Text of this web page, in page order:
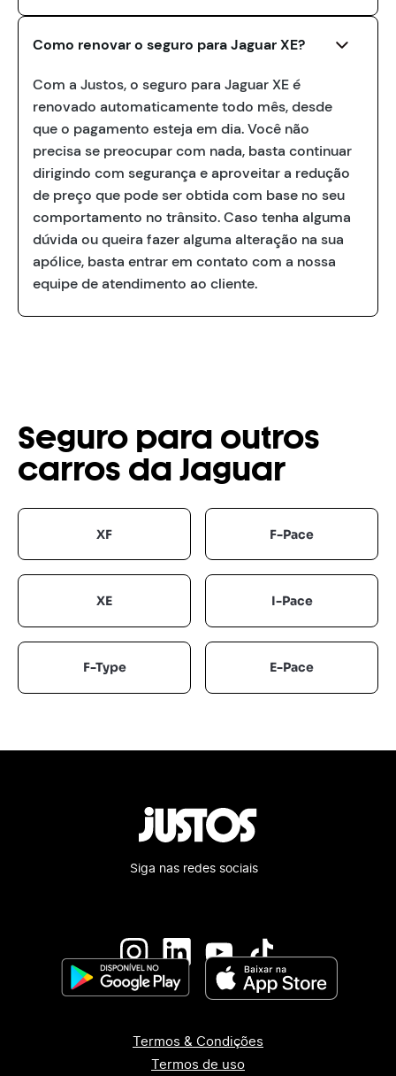
Como renovar o seguro para Jaguar XE?
Com a Justos, o seguro para Jaguar XE é
renovado automaticamente todo mês, desde
que o pagamento esteja em dia. Você não
precisa se preocupar com nada, basta continuar
dirigindo com segurança e aproveitar a redução
de preço que pode ser obtida com base no seu
comportamento no trânsito. Caso tenha alguma
dúvida ou queira fazer alguma alteração na sua
apólice, basta entrar em contato com a nossa
equipe de atendimento ao cliente.
Seguro para outros
carros da Jaguar
XF F-Pace
XE I-Pace
F-Type E-Pace
Siga nas redes sociais
Termos & Condições
Termos de uso